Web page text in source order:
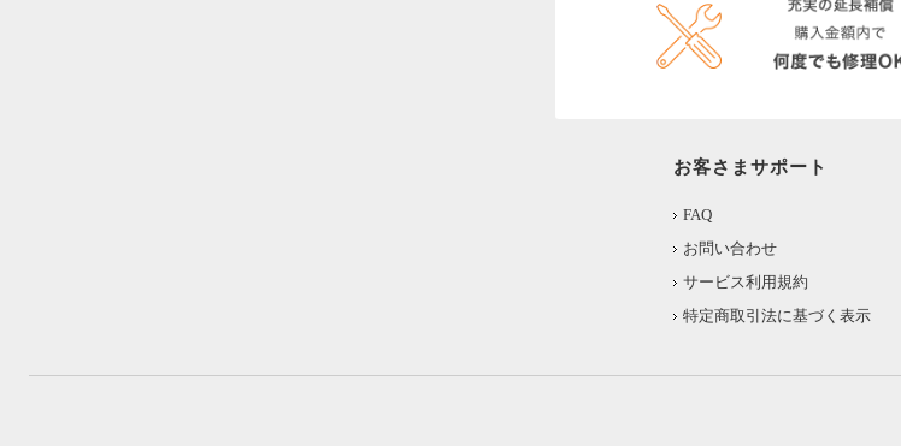
お客さまサポート
FAQ
お問い合わせ
サービス利用規約
特定商取引法に基づく表示